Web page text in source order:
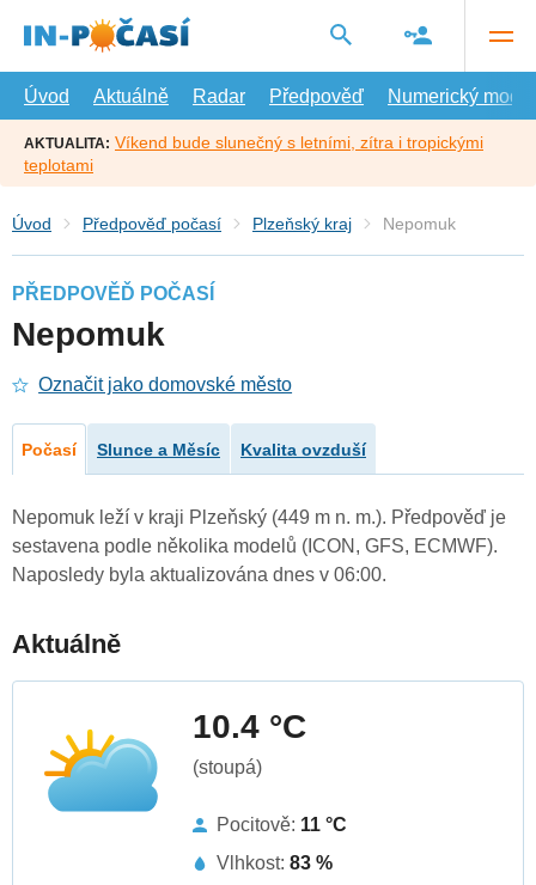
hlavní
Úvod
Aktuálně Radar Předpověď Numerický model
AKTUALITA: Víkend bude slunečný s letními, zítra i tropickými
teplotami
Úvod Předpověď počasí Plzeňský kraj Nepomuk
PŘEDPOVĚĎ POČASÍ
Nepomuk
Označit jako domovské město
Počasí Slunce a Měsíc Kvalita ovzduší
Nepomuk leží v kraji Plzeňský (449 m n. m.). Předpověď je
sestavena podle několika modelů (ICON, GFS, ECMWF).
Naposledy byla aktualizována dnes v 06:00.
Aktuálně
10.4 °C
(stoupá)
Pocitově: 11 °C
Vlhkost: 83 %